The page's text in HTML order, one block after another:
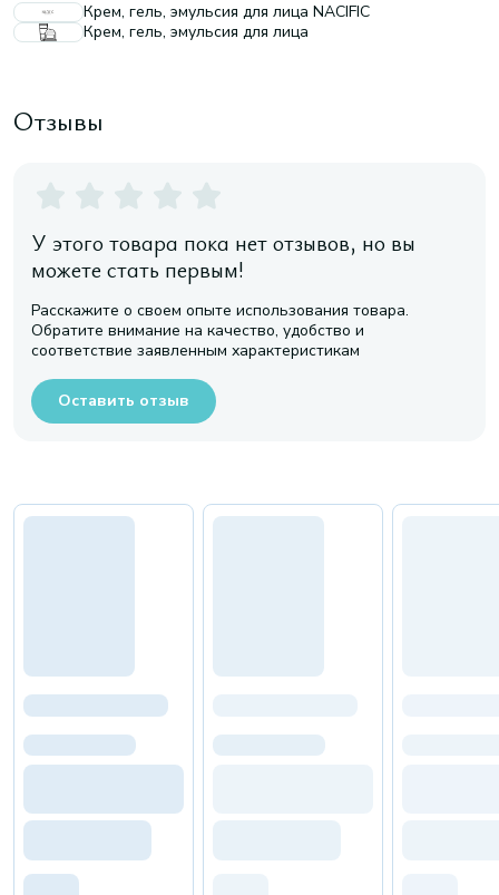
Крем, гель, эмульсия для лица NACIFIC
Крем, гель, эмульсия для лица
Отзывы
У этого товара пока нет отзывов, но вы
можете стать первым!
Расскажите о своем опыте использования товара.
Обратите внимание на качество, удобство и
соответствие заявленным характеристикам
Оставить отзыв